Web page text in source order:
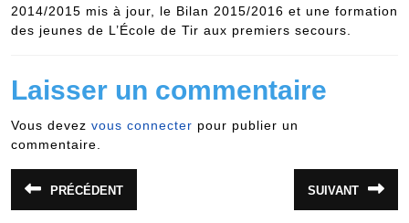
2014/2015 mis à jour, le Bilan 2015/2016 et une formation
des jeunes de L’École de Tir aux premiers secours.
Laisser un commentaire
Vous devez vous connecter pour publier un
commentaire.
Navigation
de
PRÉCÉDENT
précédent
SUIVANT
suivant